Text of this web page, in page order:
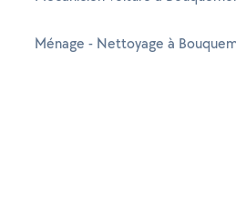
Ménage - Nettoyage à